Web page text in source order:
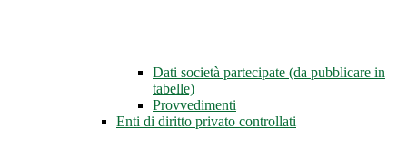
Dati società partecipate (da pubblicare in
tabelle)
Provvedimenti
Enti di diritto privato controllati